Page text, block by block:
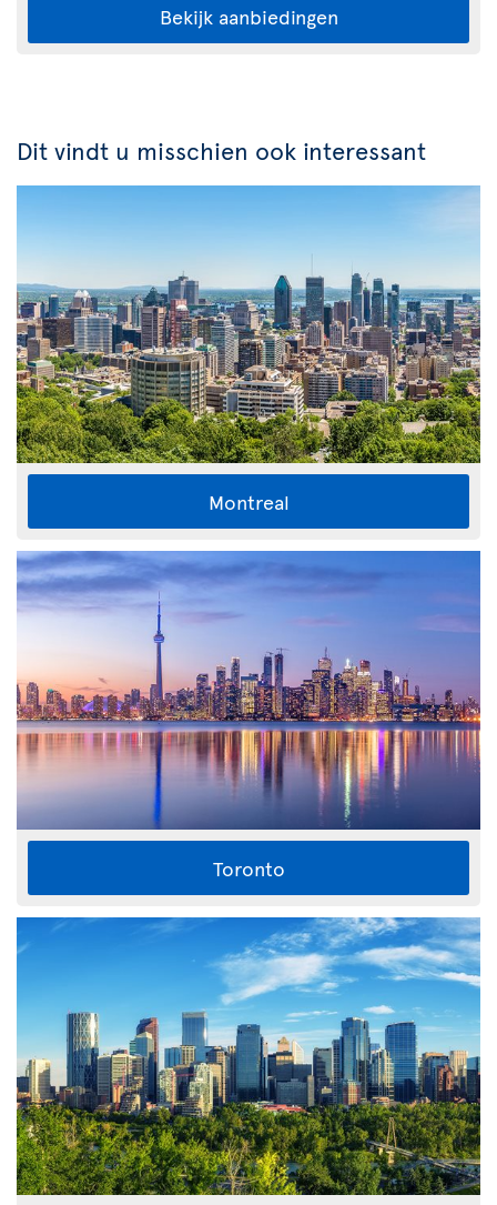
Bekijk aanbiedingen
Dit vindt u misschien ook interessant
Montreal
Toronto